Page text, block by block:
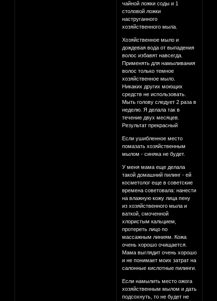
чайной ложки соды и 1
столовой ложки
наструганного
хозяйственного мыла.
Хозяйственное мыло и
дождевая вода от выпадения
волос избавят навсегда.
Применять для намыливания
волос только темное
хозяйственное мыло.
Никаких других моющих
средств не использовать.
Мыть голову следует 2 раза в
неделю. Я делала так в
течение двух месяцев.
Результат прекрасный
Если ушибленное место
помазать хозяйственным
мылом - синяка не будет.
У меня мама еще делала
такой домашний пилинг - ей
косметолог еще в советские
времена советовала: нанести
на влажную кожу лица пену
из хозяйственного мыла и
ваткой, смоченной
хлористым кальцием,
протереть лицо по
массажным линиям. Кожа
очень хорошо очищается.
Мама выглядит очень хорошо
и не понимает моих затрат на
салонные кислотные пилинги.
Если намылить место ожога
хозяйственным мылом и дать
подсохнуть, то не будет не